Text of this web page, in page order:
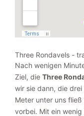
Three Rondavels -
Nach wenigen
Ziel, die Three
wir sie dann, die
Meter unter uns
vorbei. Mit ein wenig